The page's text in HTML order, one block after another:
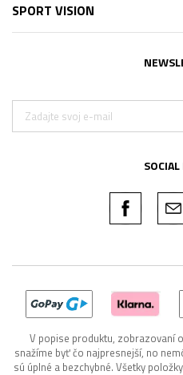
SPORT VISION
V popise produktu, zobrazovaní
snažíme byť čo najpresnejší, no
sú úplné a bezchybné. Všetky